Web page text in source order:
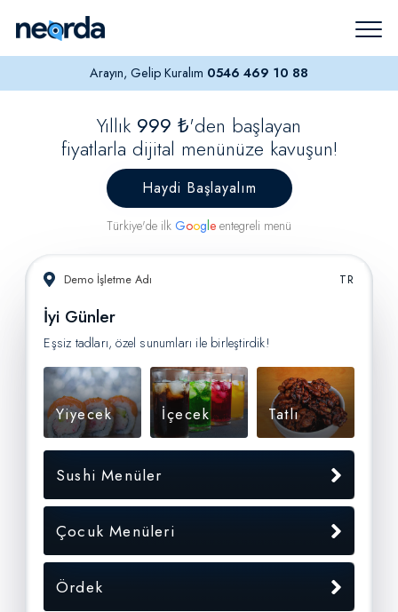
Arayın, Gelip Kuralım 0546 469 10 88
Yıllık 999 ₺'den başlayan
fiyatlarla dijital menünüze kavuşun!
Haydi Başlayalım
Türkiye'de ilk Google entegreli menü
Demo İşletme Adı TR
İyi Günler
Eşsiz tadları, özel sunumları ile birleştirdik!
Yiyecek İçecek Tatlı
Sushi Menüler
Çocuk Menüleri
Ördek